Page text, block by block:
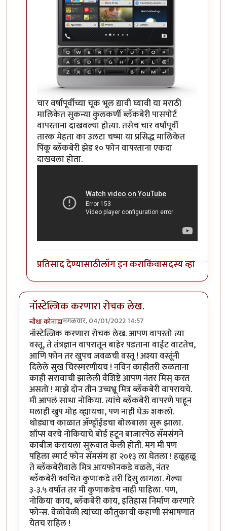
चार वर्षांपूर्वीच्या चूक भूल द्यावी घ्यावी या मराठी
मालिकेत सुकन्या कुलकर्णी ब्लॅकबेरी पासपोर्ट
वापरताना दाखवल्या होत्या. तसेच चार वर्षांपूर्वी
तारक मेहता का उलटा चष्मा या प्रसिद्ध मालिकेत
पिंकू ब्लॅकबेरी झेड १० फोन वापरताना एकदा
दाखवला होता.
प्रतिसाद देण्यासाठीलॉग इन कराकिंवासदस्य व्हा
नॉस्टेल्जिक करणारा रोचक लेख.
चौथा कोनाडामंगळवार, 04/01/2022 14:57
नॉस्टेल्जिक करणारा रोचक लेख. आपण वापरतो त्या
वस्तू, ते तंत्रज्ञान वापरातून बाहेर पडताना वाईट वाटतेच,
आणि फोन तर खुपच जवळची वस्तू ! अश्या वस्तूंनी
दिलेले सुख चिरस्मरणीयच ! नविन काहीतरी रुळताना
काही सरावाची झालेली वैशिष्टे आपण नंतर मिस् करत
असतो ! माझे दोन तीन उच्चभ्रू मित्र ब्लॅकबेरी वापरायचे.
मी आपलं साधा नोकिया. त्यांचे ब्लॅकबेरी वापरणे पाहून
मलाही खुप मोह व्ह्यायचा, पण नाही घेऊ शकलो.
थोड्याच काळात अ‍ॅण्ड्रॉईडचा बोलबाला सुरू झाला.
शॉप्स वरचे नोकियाचे बोर्ड हटून बाजारपेठ सॅमसंगने
काबीज करायला सुरूवात केली होती. मग मी पण
पहिला स्मार्ट फोन सॅमसंग हा २०१३ ला घेतला ! हळूहळू
ते ब्लॅकबेरीवाले मित्र आयफोनकडे वळले, नंतर
ब्लॅकबेरी क्वचित कुणाकडे तरी दिसु लागला. गेल्या
३-३.५ वर्षात तर मी कुणाकडेच नाही पाहिला. पण,
नोकिया काय, ब्लॅकबेरी काय, इतिहास निर्माण करणारे
फोन्स. वेळोवेळी त्यांच्या कौतुकाची कहाणी संभाषणात
येतच राहिल !